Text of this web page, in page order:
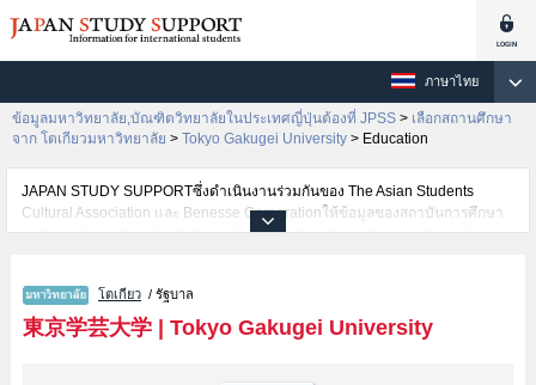
ภาษาไทย
ข้อมูลมหาวิทยาลัย,บัณฑิตวิทยาลัยในประเทศญี่ปุ่นต้องที่ JPSS > เลือกสถานศึกษา
จาก โตเกียวมหาวิทยาลัย > Tokyo Gakugei University > Education
JAPAN STUDY SUPPORTซึ่งดำเนินงานร่วมกันของ The Asian Students
Cultural Association และ Benesse Corporationให้ข้อมูลของสถาบันการศึกษา
ระดับมหาวิทยาลัย・บัณฑิตวิทยาลัย・วิทยาลัยระดับอนุปริญญา・วิทยาลัย
นักศึกษาต่างชาติเช่นข้อมูลของแต่ละคณะ,ข้อมูลการสอบคัดเลือกเข้าศึกษาเช่น
จำนวนคนที่รับสมัครหรือจำนวนคนที่ผ่านการสอบคัดเลือกเป็นต้น,แนะนำสถาน
ที่,การเดินทางเป็นต้นไว้ด้วยดังนั้นขอเชิญใช้บริการค้นหาข้อมูลตามอัธยาศัย
โตเกียว / รัฐบาล
東京学芸大学| Tokyo Gakugei University